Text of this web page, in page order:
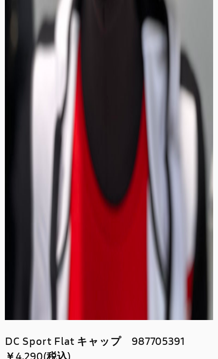
DC Sport Flat キャップ 987705391